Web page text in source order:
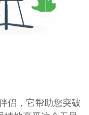
侣，它帮助您突破